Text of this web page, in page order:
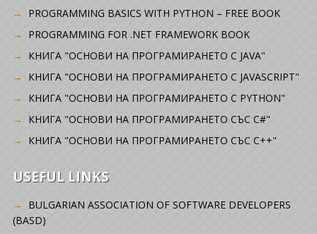
PROGRAMMING BASICS WITH PYTHON – FREE BOOK
PROGRAMMING FOR .NET FRAMEWORK BOOK
КНИГА "ОСНОВИ НА ПРОГРАМИРАНЕТО С JAVA"
КНИГА "ОСНОВИ НА ПРОГРАМИРАНЕТО С JAVASCRIPT"
КНИГА "ОСНОВИ НА ПРОГРАМИРАНЕТО С PYTHON"
КНИГА "ОСНОВИ НА ПРОГРАМИРАНЕТО СЪС C#"
КНИГА "ОСНОВИ НА ПРОГРАМИРАНЕТО СЪС C++"
USEFUL LINKS
BULGARIAN ASSOCIATION OF SOFTWARE DEVELOPERS
(BASD)